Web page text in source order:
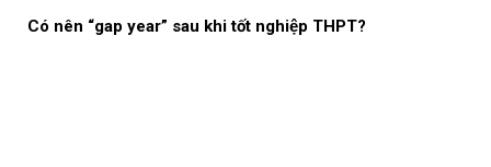
Có nên “gap year” sau khi tốt nghiệp THPT?